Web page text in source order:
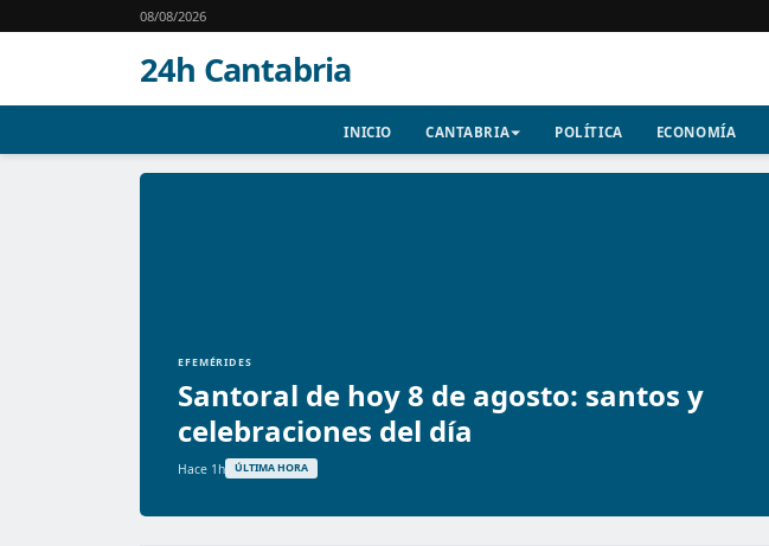
08/08/2026
24h Cantabria
INICIO CANTABRIA POLÍTICA ECONOMÍA
EFEMÉRIDES
Santoral de hoy 8 de agosto: santos y
celebraciones del día
Hace 1h ÚLTIMA HORA